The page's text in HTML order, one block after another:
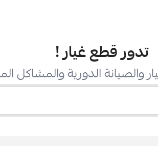
تدور قطع غيار!
والصيانة الدورية والمشاكل